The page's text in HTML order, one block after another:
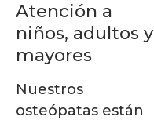
Atención a
niños, adultos y
mayores
Nuestros
osteópatas están